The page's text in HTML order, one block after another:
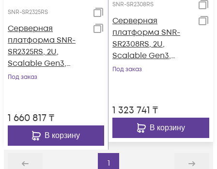
SNR-SR2325RS
Серверная
платформа SNR-
SR2325RS, 2U,
Scalable Gen3,
DDR4, 25xHDD,
Под заказ
1 660 817₸
В корзину
SNR-SR2308RS
Серверная
платформа SNR-
SR2308RS, 2U,
Scalable Gen3,
DDR4, 8xHDD,
Под заказ
1 323 741 ₸
В корзину
1